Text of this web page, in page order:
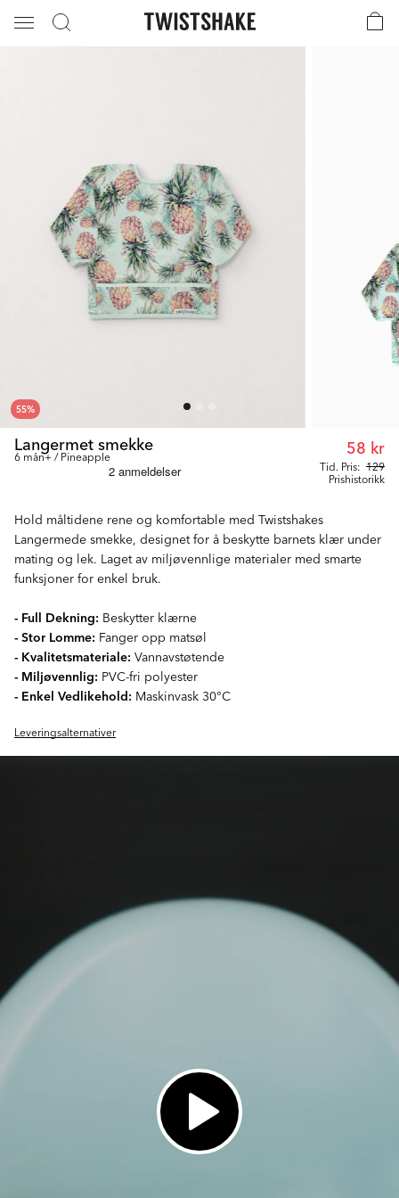
55%
Langermet smekke
6 mån+ / Pineapple
Tid. Pris: 129
58 kr
Prishistorikk
Hold måltidene rene og komfortable med Twistshakes
Langermede smekke, designet for å beskytte barnets klær under
mating og lek. Laget av miljøvennlige materialer med smarte
funksjoner for enkel bruk.
- Full Dekning: Beskytter klærne
- Stor Lomme: Fanger opp matsøl
- Kvalitetsmateriale: Vannavstøtende
- Miljøvennlig: PVC-fri polyester
- Enkel Vedlikehold: Maskinvask 30°C
Leveringsalternativer